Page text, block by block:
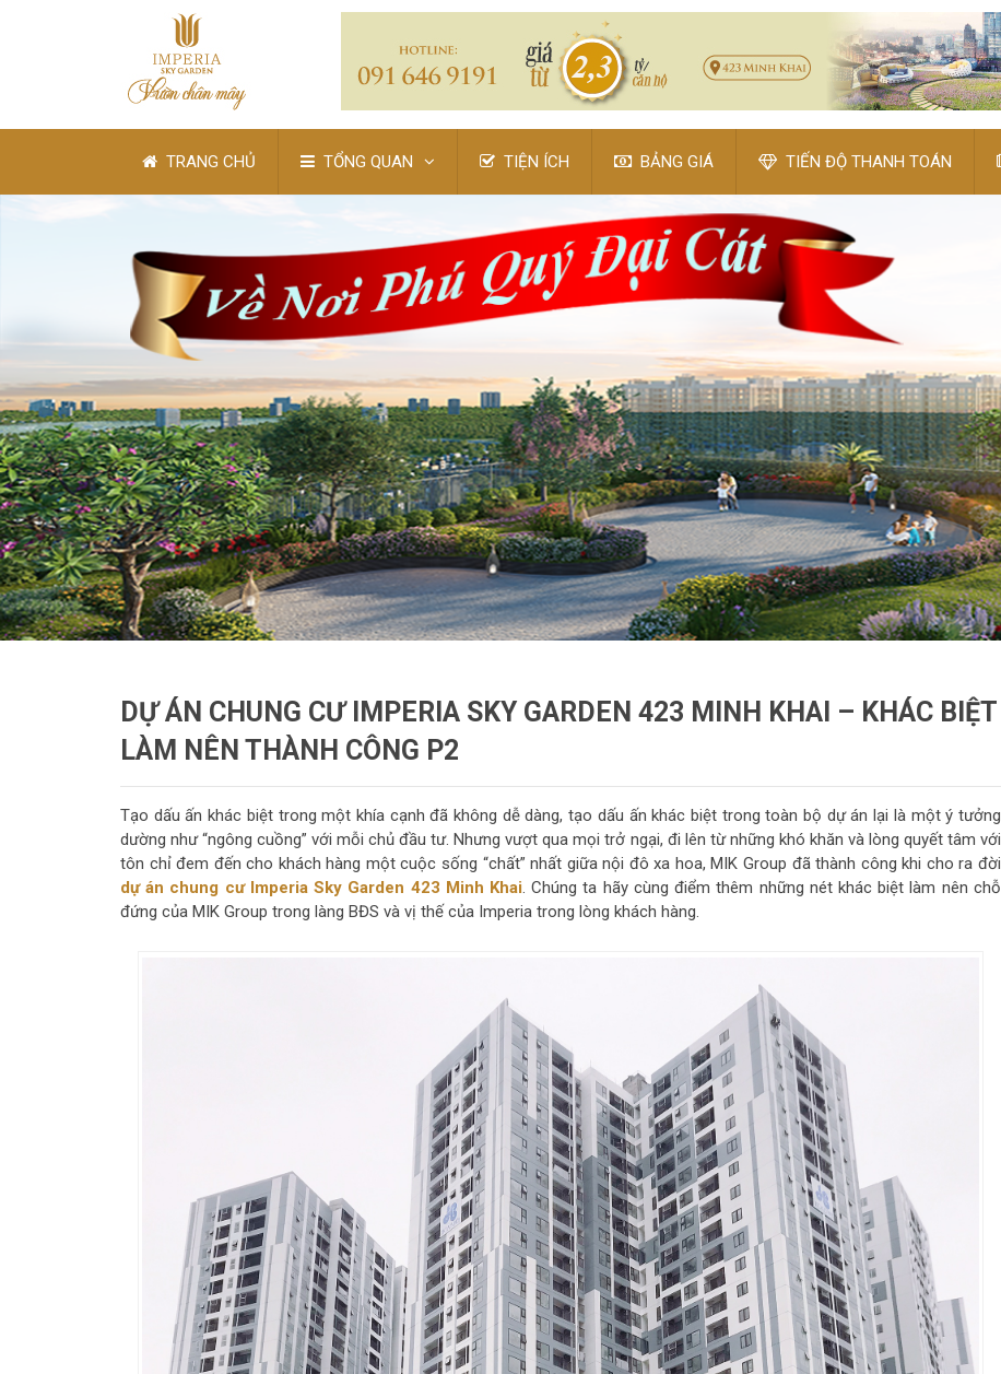
TRANG CHỦ TỔNG QUAN TIỆN ÍCH BẢNG GIÁ TIẾN ĐỘ THANH TOÁN
DỰ ÁN CHUNG CƯ IMPERIA SKY GARDEN 423 MINH KHAI – KHÁC BIỆT
LÀM NÊN THÀNH CÔNG P2
Tạo dấu ấn khác biệt trong một khía cạnh đã không dễ dàng, tạo dấu ấn khác biệt trong toàn bộ dự án lại là một ý tưởng
dường như “ngông cuồng” với mỗi chủ đầu tư. Nhưng vượt qua mọi trở ngại, đi lên từ những khó khăn và lòng quyết tâm với
tôn chỉ đem đến cho khách hàng một cuộc sống “chất” nhất giữa nội đô xa hoa, MIK Group đã thành công khi cho ra đời
dự án chung cư Imperia Sky Garden 423 Minh Khai. Chúng ta hãy cùng điểm thêm những nét khác biệt làm nên chỗ
đứng của MIK Group trong làng BĐS và vị thế của Imperia trong lòng khách hàng.